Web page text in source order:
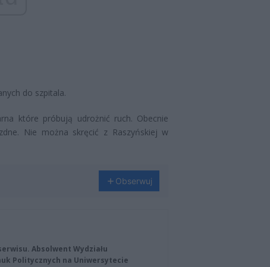
do szpitala.
które próbują udrożnić ruch. Obecnie
Nie można skręcić z Raszyńskiej w
Obserwuj
Absolwent Wydziału
Politycznych na Uniwersytecie